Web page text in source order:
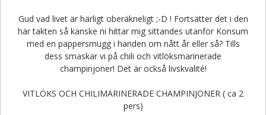
Gud vad livet är härligt oberäkneligt ;-D ! Fortsätter det i den
här takten så kanske ni hittar mig sittandes utanför Konsum
med en pappersmugg i handen om nått år eller så? Tills
dess smaskar vi på chili och vitlöksmarinerade
champinjoner! Det är också livskvalité!
VITLÖKS OCH CHILIMARINERADE CHAMPINJONER ( ca 2
pers)